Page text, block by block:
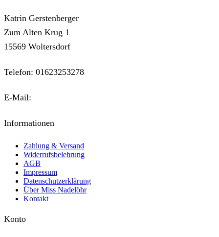
Katrin Gerstenberger
Zum Alten Krug 1
15569 Woltersdorf
Telefon: 01623253278
E-Mail:
Informationen
Zahlung & Versand
Widerrufsbelehrung
AGB
Impressum
Datenschutzerklärung
Über Miss Nadelöhr
Kontakt
Konto